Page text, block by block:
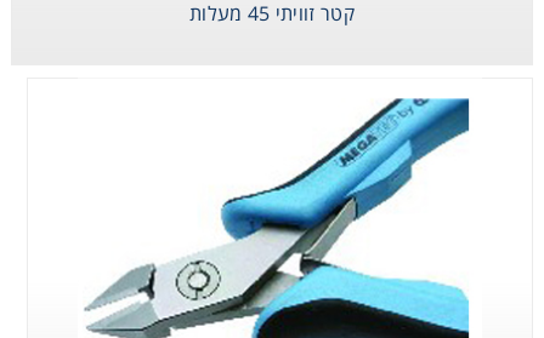
קטר זוויתי 45 מעלות
קטר ראש עגול